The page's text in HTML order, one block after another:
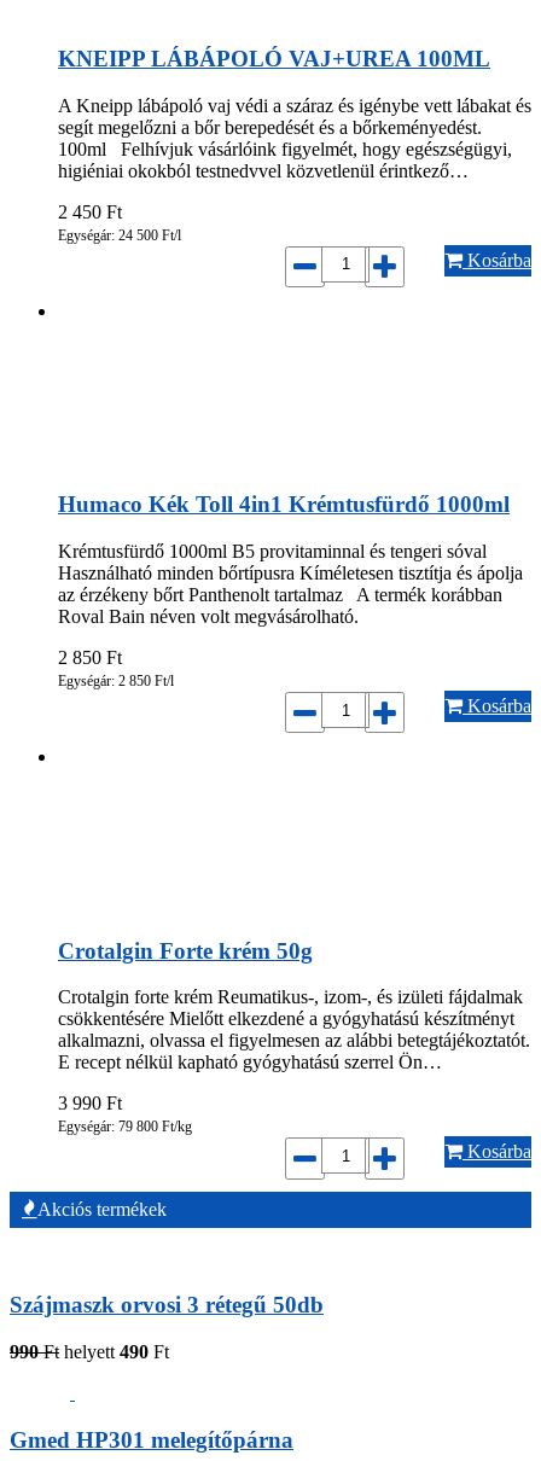
KNEIPP LÁBÁPOLÓ VAJ+UREA 100ML
A Kneipp lábápoló vaj védi a száraz és igénybe vett lábakat és
segít megelőzni a bőr berepedését és a bőrkeményedést.
100ml Felhívjuk vásárlóink figyelmét, hogy egészségügyi,
higiéniai okokból testnedvvel közvetlenül érintkező…
2 450 Ft
Egységár: 24 500 Ft/l
Kosárba
Humaco Kék Toll 4in1 Krémtusfürdő 1000ml
Krémtusfürdő 1000ml B5 provitaminnal és tengeri sóval
Használható minden bőrtípusra Kíméletesen tisztítja és ápolja
az érzékeny bőrt Panthenolt tartalmaz A termék korábban
Roval Bain néven volt megvásárolható.
2 850 Ft
Egységár: 2 850 Ft/l
Kosárba
Crotalgin Forte krém 50g
Crotalgin forte krém Reumatikus-, izom-, és izületi fájdalmak
csökkentésére Mielőtt elkezdené a gyógyhatású készítményt
alkalmazni, olvassa el figyelmesen az alábbi betegtájékoztatót.
E recept nélkül kapható gyógyhatású szerrel Ön…
3 990 Ft
Egységár: 79 800 Ft/kg
Kosárba
Akciós termékek
Szájmaszk orvosi 3 rétegű 50db
990 Ft helyett 490 Ft
Gmed HP301 melegítőpárna